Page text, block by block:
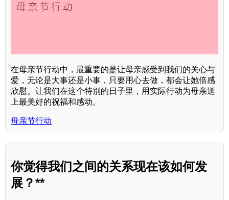
在母亲节行动中，最重要的是让母亲感受到我们的关心与
爱，无论是大事还是小事，只要用心去做，都会让她倍感
欣慰。让我们在这个特别的日子里，用实际行动为母亲送
上最美好的祝福和感动。
母亲节行动
你觉得我们之间的关系现在该如何发
展？**